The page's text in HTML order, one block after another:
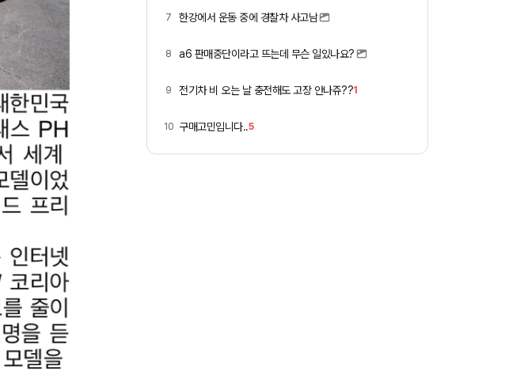
7 한강에서 운동 중에 경찰차 사고남
8 a6 판매중단이라고 뜨는데 무슨 일있나요?
9 전기차 비 오는 날 충전해도 고장 안나쥬??1
10 구매고민입니다..5